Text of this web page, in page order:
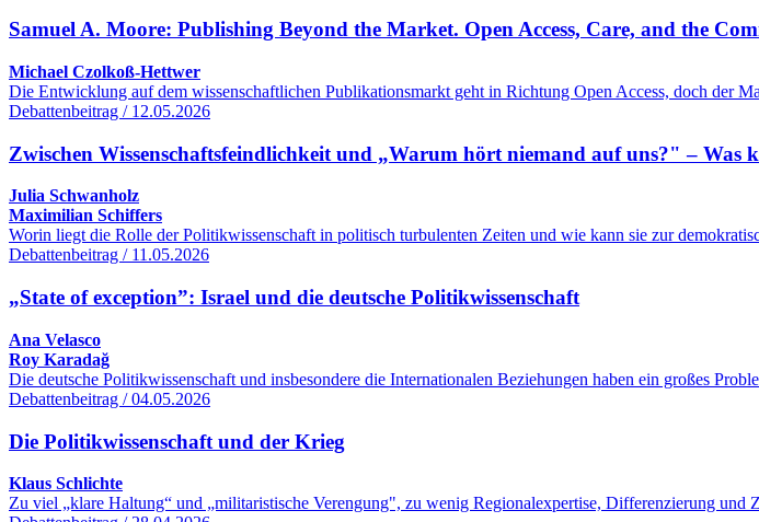
Samuel A. Moore: Publishing Beyond the Market. Open Access, Care, and the
Michael Czolkoß-Hettwer
Die Entwicklung auf dem wissenschaftlichen Publikationsmarkt geht in Richtung Open Access, doch
Debattenbeitrag / 12.05.2026
Zwischen Wissenschaftsfeindlichkeit und „Warum hört niemand auf uns?" – Was
Julia Schwanholz
Maximilian Schiffers
Worin liegt die Rolle der Politikwissenschaft in politisch turbulenten Zeiten und wie kann sie zur
Debattenbeitrag / 11.05.2026
„State of exception”: Israel und die deutsche Politikwissenschaft
Ana Velasco
Roy Karadağ
Die deutsche Politikwissenschaft und insbesondere die Internationalen Beziehungen haben ein großes
Debattenbeitrag / 04.05.2026
Die Politikwissenschaft und der Krieg
Klaus Schlichte
Zu viel „klare Haltung“ und „militaristische Verengung", zu wenig Regionalexpertise, Differenzierung